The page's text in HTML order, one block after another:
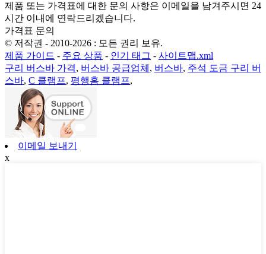
제품 또는 가격표에 대한 문의 사항은 이메일을 남겨주시면 24
시간 이내에 연락드리겠습니다.
가격표 문의
© 저작권 - 2010-2026 : 모든 권리 보유.
제품 가이드 - 주요 상품 - 인기 태그 - 사이트맵.xml
구리 버스바 가격, 버스바 공급업체 , 버스바, 주석 도금 구리 버
스바, C 클램프, 평행홈 클램프,
이메일 보내기
x